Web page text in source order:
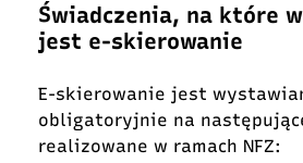
Świadczenia, na które
jest e-skierowanie
E-skierowanie jest
obligatoryjnie na
realizowane w ramach NFZ: